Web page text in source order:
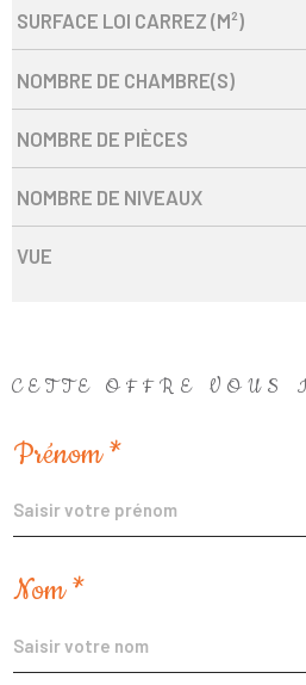
SURFACE LOI CARREZ (M²)
NOMBRE DE CHAMBRE(S)
NOMBRE DE PIÈCES
NOMBRE DE NIVEAUX
VUE
CETTE OFFRE VOUS
Prénom *
Nom *